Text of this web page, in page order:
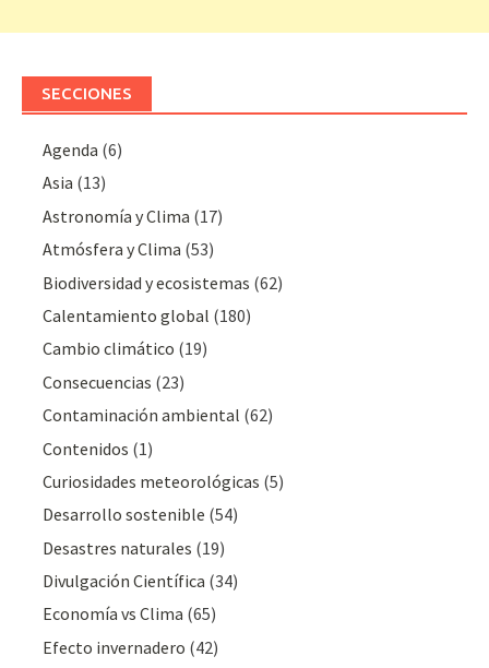
SECCIONES
Agenda (6)
Asia (13)
Astronomía y Clima (17)
Atmósfera y Clima (53)
Biodiversidad y ecosistemas (62)
Calentamiento global (180)
Cambio climático (19)
Consecuencias (23)
Contaminación ambiental (62)
Contenidos (1)
Curiosidades meteorológicas (5)
Desarrollo sostenible (54)
Desastres naturales (19)
Divulgación Cientí­fica (34)
Economía vs Clima (65)
Efecto invernadero (42)